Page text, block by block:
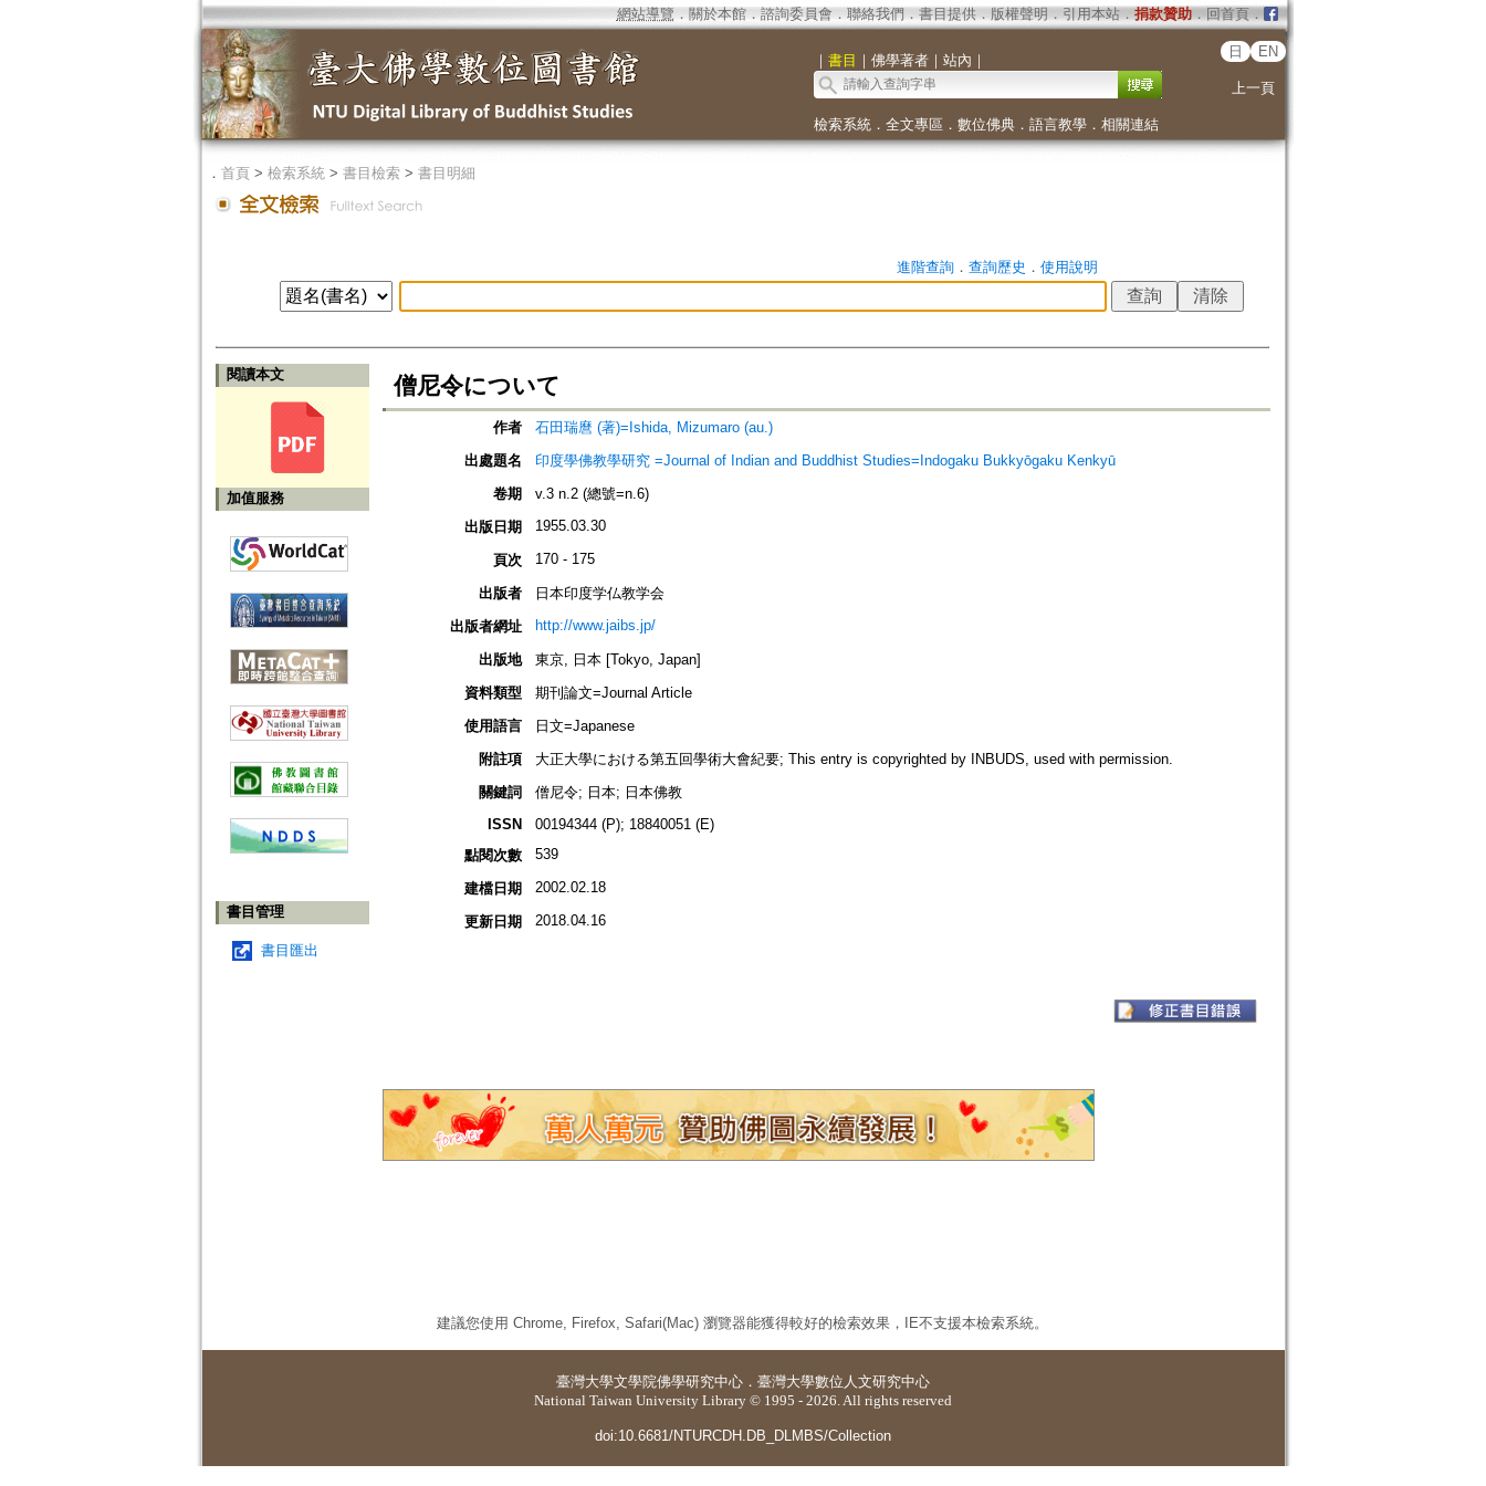
網站導覽 ． 關於本館． 諮詢委員會． 聯絡我們 ． 書目提供． 版權聲明 ． 引用本站． 捐款贊助．回首頁．
｜ 書目 ｜ 佛學著者｜ 站內 ｜
日 EN
上一頁
檢索系統． 全文專區 ． 數位佛典． 語言教學． 相關連結
． 首頁> 檢索系統> 書目檢索> 書目明細
進階查詢． 查詢歷史 ． 使用說明
閱讀本文
加值服務
書目管理
書目匯出
僧尼令について
作者
石田瑞麿 (著)=Ishida, Mizumaro (au.)
出處題名
印度學佛教學研究 =Journal of Indian and Buddhist Studies=Indogaku Bukkyōgaku Kenkyū
卷期
v.3 n.2 (總號=n.6)
出版日期
1955.03.30
頁次 170 - 175
出版者
日本印度学仏教学会
出版者網址
http://www.jaibs.jp/
出版地
東京, 日本 [Tokyo, Japan]
資料類型
期刊論文=Journal Article
使用語言
日文=Japanese
附註項
大正大學における第五回學術大會紀要; This entry is copyrighted by INBUDS, used with permission.
關鍵詞
僧尼令; 日本; 日本佛教
ISSN
00194344 (P); 18840051 (E)
點閱次數
539
建檔日期 2002.02.18
更新日期 2018.04.16
建議您使用 Chrome, Firefox, Safari(Mac) 瀏覽器能獲得較好的檢索效果，IE不支援本檢索系統。
臺灣大學文學院佛學研究中心 ． 臺灣大學數位人文研究中心
National Taiwan University Library © 1995 - 2026. All rights reserved
doi:10.6681/NTURCDH.DB_DLMBS/Collection